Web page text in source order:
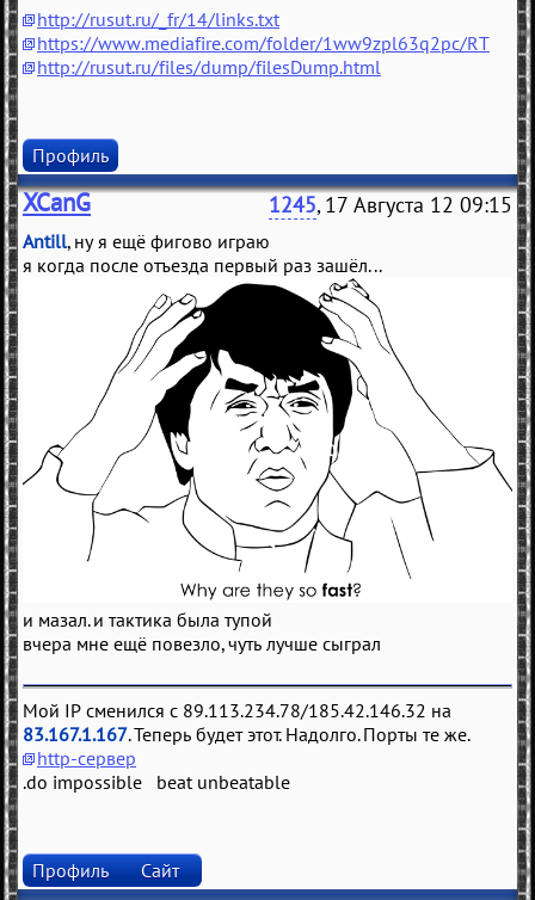
http://rusut.ru/_fr/14/links.txt
https://www.mediafire.com/folder/1ww9zpl63q2pc/RT
http://rusut.ru/files/dump/filesDump.html
Профиль
XCanG 1245, 17 Августа 12 09:15
Antill, ну я ещё фигово играю
я когда после отъезда первый раз зашёл...
и мазал. и тактика была тупой
вчера мне ещё повезло, чуть лучше сыграл
Мой IP сменился с 89.113.234.78/185.42.146.32 на
83.167.1.167. Теперь будет этот. Надолго. Порты те же.
http-сервер
.do impossible beat unbeatable
Профиль Сайт